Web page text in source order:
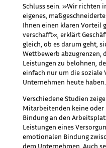
Schluss sein. »Wir richten
eigenes,
Ihnen einen klaren Vorteil
verschafft«, erklärt
gleich, ob es darum geht,
Wettbewerb
Leistungen zu belohnen,
einfach nur um die soziale
Unternehmen heute
Verschiedene Studien
Mitarbeitenden keine
Bindung an den
Leistungen eines
emotionalen Bindung
dem Unternehmen. Auch